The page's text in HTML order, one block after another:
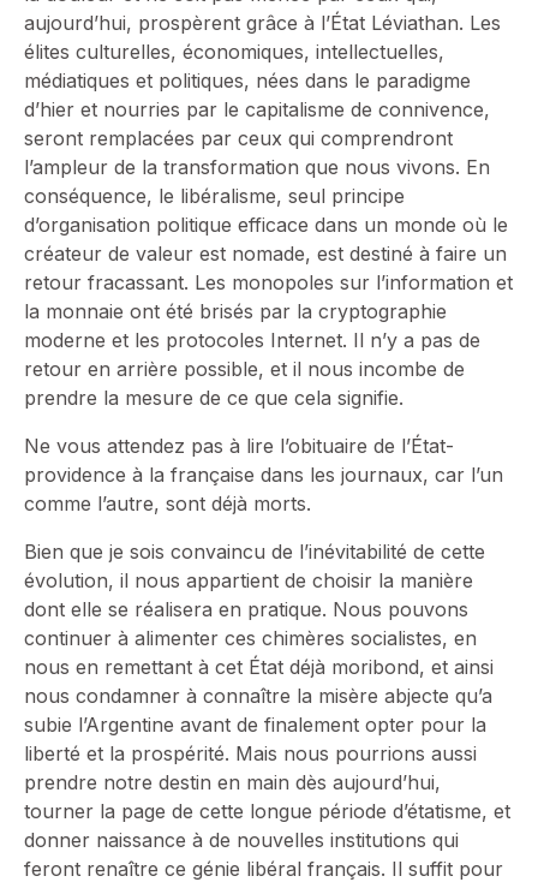
aujourd’hui, prospèrent grâce à l’État Léviathan. Les
élites culturelles, économiques, intellectuelles,
médiatiques et politiques, nées dans le paradigme
d’hier et nourries par le capitalisme de connivence,
seront remplacées par ceux qui comprendront
l’ampleur de la transformation que nous vivons. En
conséquence, le libéralisme, seul principe
d’organisation politique efficace dans un monde où le
créateur de valeur est nomade, est destiné à faire un
retour fracassant. Les monopoles sur l’information et
la monnaie ont été brisés par la cryptographie
moderne et les protocoles Internet. Il n’y a pas de
retour en arrière possible, et il nous incombe de
prendre la mesure de ce que cela signifie.
Ne vous attendez pas à lire l’obituaire de l’État-
providence à la française dans les journaux, car l’un
comme l’autre, sont déjà morts.
Bien que je sois convaincu de l’inévitabilité de cette
évolution, il nous appartient de choisir la manière
dont elle se réalisera en pratique. Nous pouvons
continuer à alimenter ces chimères socialistes, en
nous en remettant à cet État déjà moribond, et ainsi
nous condamner à connaître la misère abjecte qu’a
subie l’Argentine avant de finalement opter pour la
liberté et la prospérité. Mais nous pourrions aussi
prendre notre destin en main dès aujourd’hui,
tourner la page de cette longue période d’étatisme, et
donner naissance à de nouvelles institutions qui
feront renaître ce génie libéral français. Il suffit pour